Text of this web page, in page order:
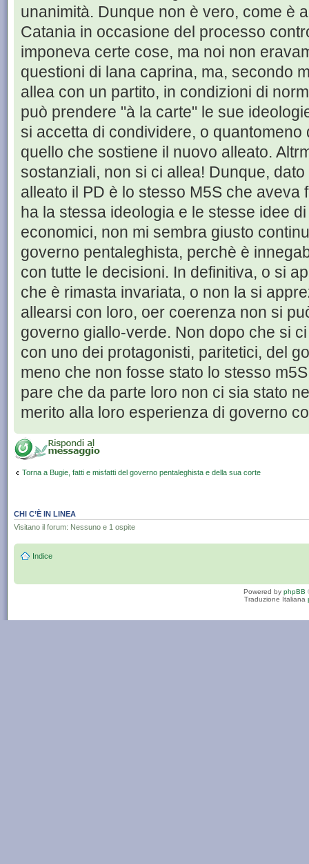
unanimità. Dunque non è vero, come è
Catania in occasione del processo
imponeva certe cose, ma noi non
questioni di lana caprina, ma, secondo
allea con un partito, in condizioni di
può prendere "à la carte" le sue
si accetta di condividere, o quantomeno
quello che sostiene il nuovo alleato.
sostanziali, non si ci allea! Dunque,
alleato il PD è lo stesso M5S che aveva
ha la stessa ideologia e le stesse idee
economici, non mi sembra giusto
governo pentaleghista, perchè è
con tutte le decisioni. In definitiva, o si
che è rimasta invariata, o non la si
allearsi con loro, oer coerenza non si
governo giallo-verde. Non dopo che si
con uno dei protagonisti, paritetici, del
meno che non fosse stato lo stesso
pare che da parte loro non ci sia stato
merito alla loro esperienza di governo
Torna a Bugie, fatti e misfatti del governo pentaleghista e della sua corte
CHI C’È IN LINEA
Visitano il forum: Nessuno e 1 ospite
Indice
Powered by phpBB
Traduzione Italiana